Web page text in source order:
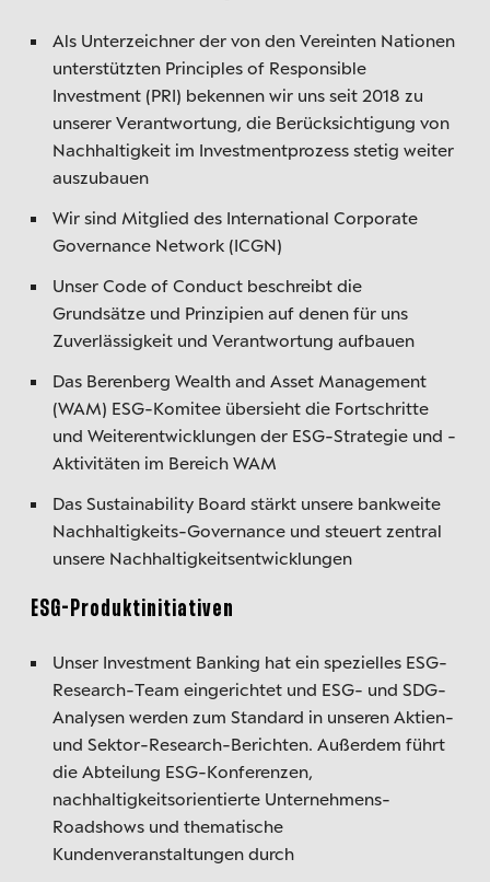
Als Unterzeichner der von den Vereinten Nationen
unterstützten Principles of Responsible
Investment (PRI) bekennen wir uns seit 2018 zu
unserer Verantwortung, die Berücksichtigung von
Nachhaltigkeit im Investmentprozess stetig weiter
auszubauen
Wir sind Mitglied des International Corporate
Governance Network (ICGN)
Unser Code of Conduct beschreibt die
Grundsätze und Prinzipien auf denen für uns
Zuverlässigkeit und Verantwortung aufbauen
Das Berenberg Wealth and Asset Management
(WAM) ESG-Komitee übersieht die Fortschritte
und Weiterentwicklungen der ESG-Strategie und -
Aktivitäten im Bereich WAM
Das Sustainability Board stärkt unsere bankweite
Nachhaltigkeits-Governance und steuert zentral
unsere Nachhaltigkeitsentwicklungen
ESG-Produktinitiativen
Unser Investment Banking hat ein spezielles ESG-
Research-Team eingerichtet und ESG- und SDG-
Analysen werden zum Standard in unseren Aktien-
und Sektor-Research-Berichten. Außerdem führt
die Abteilung ESG-Konferenzen,
nachhaltigkeitsorientierte Unternehmens-
Roadshows und thematische
Kundenveranstaltungen durch